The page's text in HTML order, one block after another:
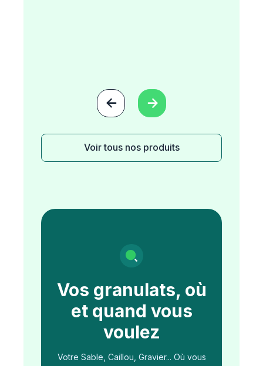
 
Voir tous nos produits
Vos granulats, où
et quand vous
voulez
Votre Sable, Caillou, Gravier... Où vous